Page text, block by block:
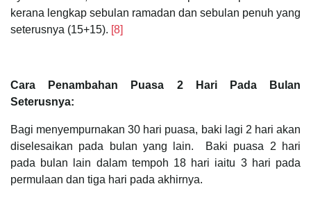
kerana lengkap sebulan ramadan dan sebulan penuh yang
seterusnya (15+15). [8]
Cara Penambahan Puasa 2 Hari Pada Bulan
Seterusnya:
Bagi menyempurnakan 30 hari puasa, baki lagi 2 hari akan
diselesaikan pada bulan yang lain. Baki puasa 2 hari
pada bulan lain dalam tempoh 18 hari iaitu 3 hari pada
permulaan dan tiga hari pada akhirnya.